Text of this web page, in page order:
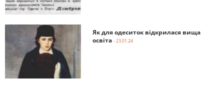
Як для одеситок відкрилася вища
освіта - 23.01.24